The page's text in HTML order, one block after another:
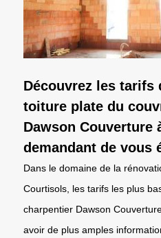
Découvrez les tarifs
toiture plate du
Dawson Couverture
demandant de vous
Dans le domaine de la
Courtisols, les tarifs les plus
charpentier Dawson
avoir de plus amples